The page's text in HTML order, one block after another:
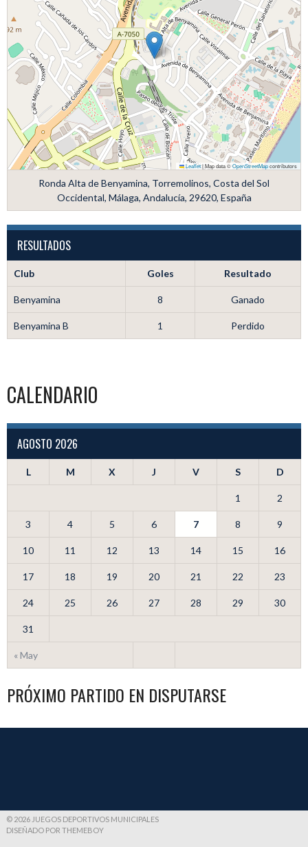
Leaflet|Map data ©OpenStreetMapcontributors
Ronda Alta de Benyamina, Torremolinos, Costa del Sol
Occidental, Málaga, Andalucía, 29620, España
RESULTADOS
Club Goles Resultado
Benyamina 8 Ganado
Benyamina B 1 Perdido
CALENDARIO
AGOSTO 2026
L M X J V S D
« May
1 2
3 4 5 6 7 8 9
10 11 12 13 14 15 16
17 18 19 20 21 22 23
24 25 26 27 28 29 30
31
PRÓXIMO PARTIDO EN DISPUTARSE
© 2026 JUEGOS DEPORTIVOS MUNICIPALES
DISEÑADO POR THEMEBOY